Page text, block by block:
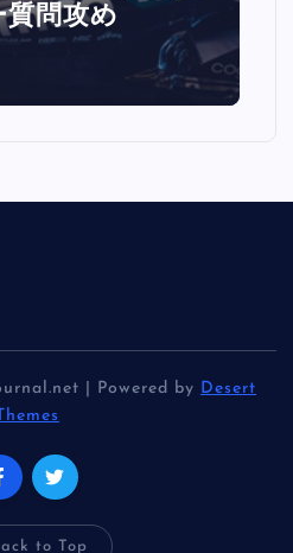
問攻め
| Powered by
Desert
to Top